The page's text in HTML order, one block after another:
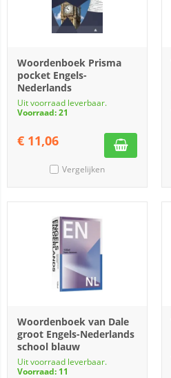
Woordenboek Prisma
pocket Engels-
Nederlands
Uit voorraad leverbaar.
Voorraad: 21
€ 11,06
Vergelijken
Woordenboek van Dale
groot Engels-Nederlands
school blauw
Uit voorraad leverbaar.
Voorraad: 11